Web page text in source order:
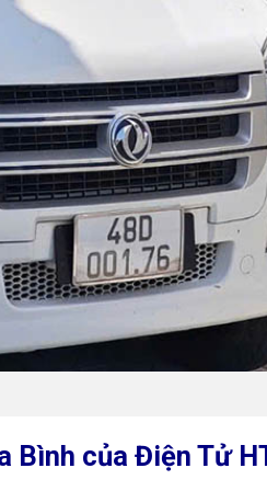
Bình của Điện Tử